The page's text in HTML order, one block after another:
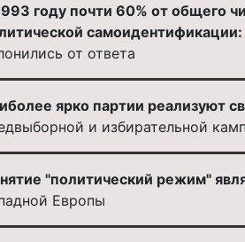
году почти 60% от общего
самоидентификации:
от ответа
ярко партии реализуют
и избирательной
"политический режим"
Европы